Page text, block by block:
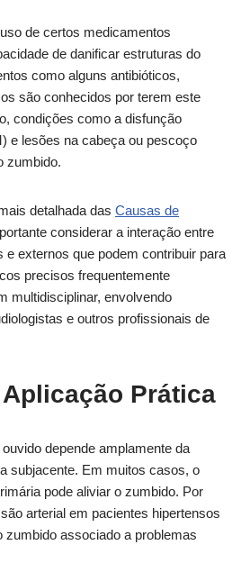
de certos medicamentos
de danificar estruturas do
como alguns antibióticos,
são conhecidos por terem este
condições como a disfunção
e lesões na cabeça ou pescoço
zumbido.
detalhada das Causas de
considerar a interação entre
e externos que podem contribuir para
precisos frequentemente
multidisciplinar, envolvendo
e outros profissionais de
Prática
depende amplamente da
subjacente. Em muitos casos, o
pode aliviar o zumbido. Por
arterial em pacientes hipertensos
zumbido associado a problemas